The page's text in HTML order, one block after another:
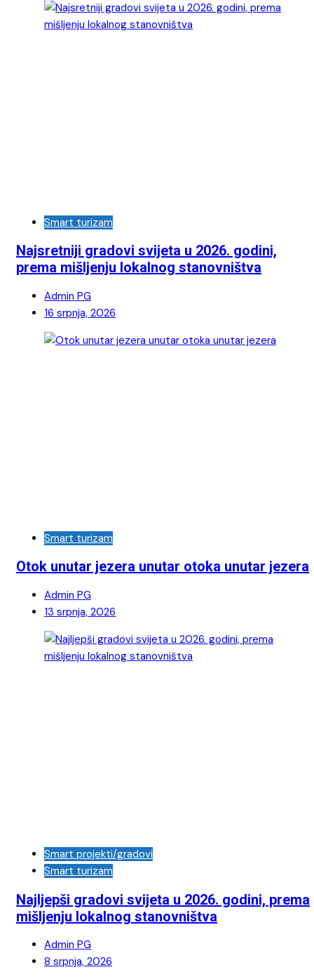
Smart turizam
Najsretniji gradovi svijeta u 2026. godini,
prema mišljenju lokalnog stanovništva
Admin PG
16 srpnja, 2026
Smart turizam
Otok unutar jezera unutar otoka unutar jezera
Admin PG
13 srpnja, 2026
Smart projekti/gradovi
Smart turizam
Najljepši gradovi svijeta u 2026. godini, prema
mišljenju lokalnog stanovništva
Admin PG
8 srpnja, 2026